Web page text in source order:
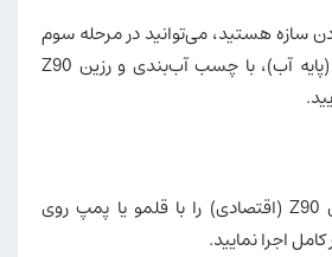
سازه هستید، می‌توانید در مرحله سوم
(پایه آب)، با چسب آب‌بندی و رزین Z90
چسب آب‌بندی و رزین Z90 (اقتصادی) را با قلمو یا پمپ روی
اجرا نمایید.